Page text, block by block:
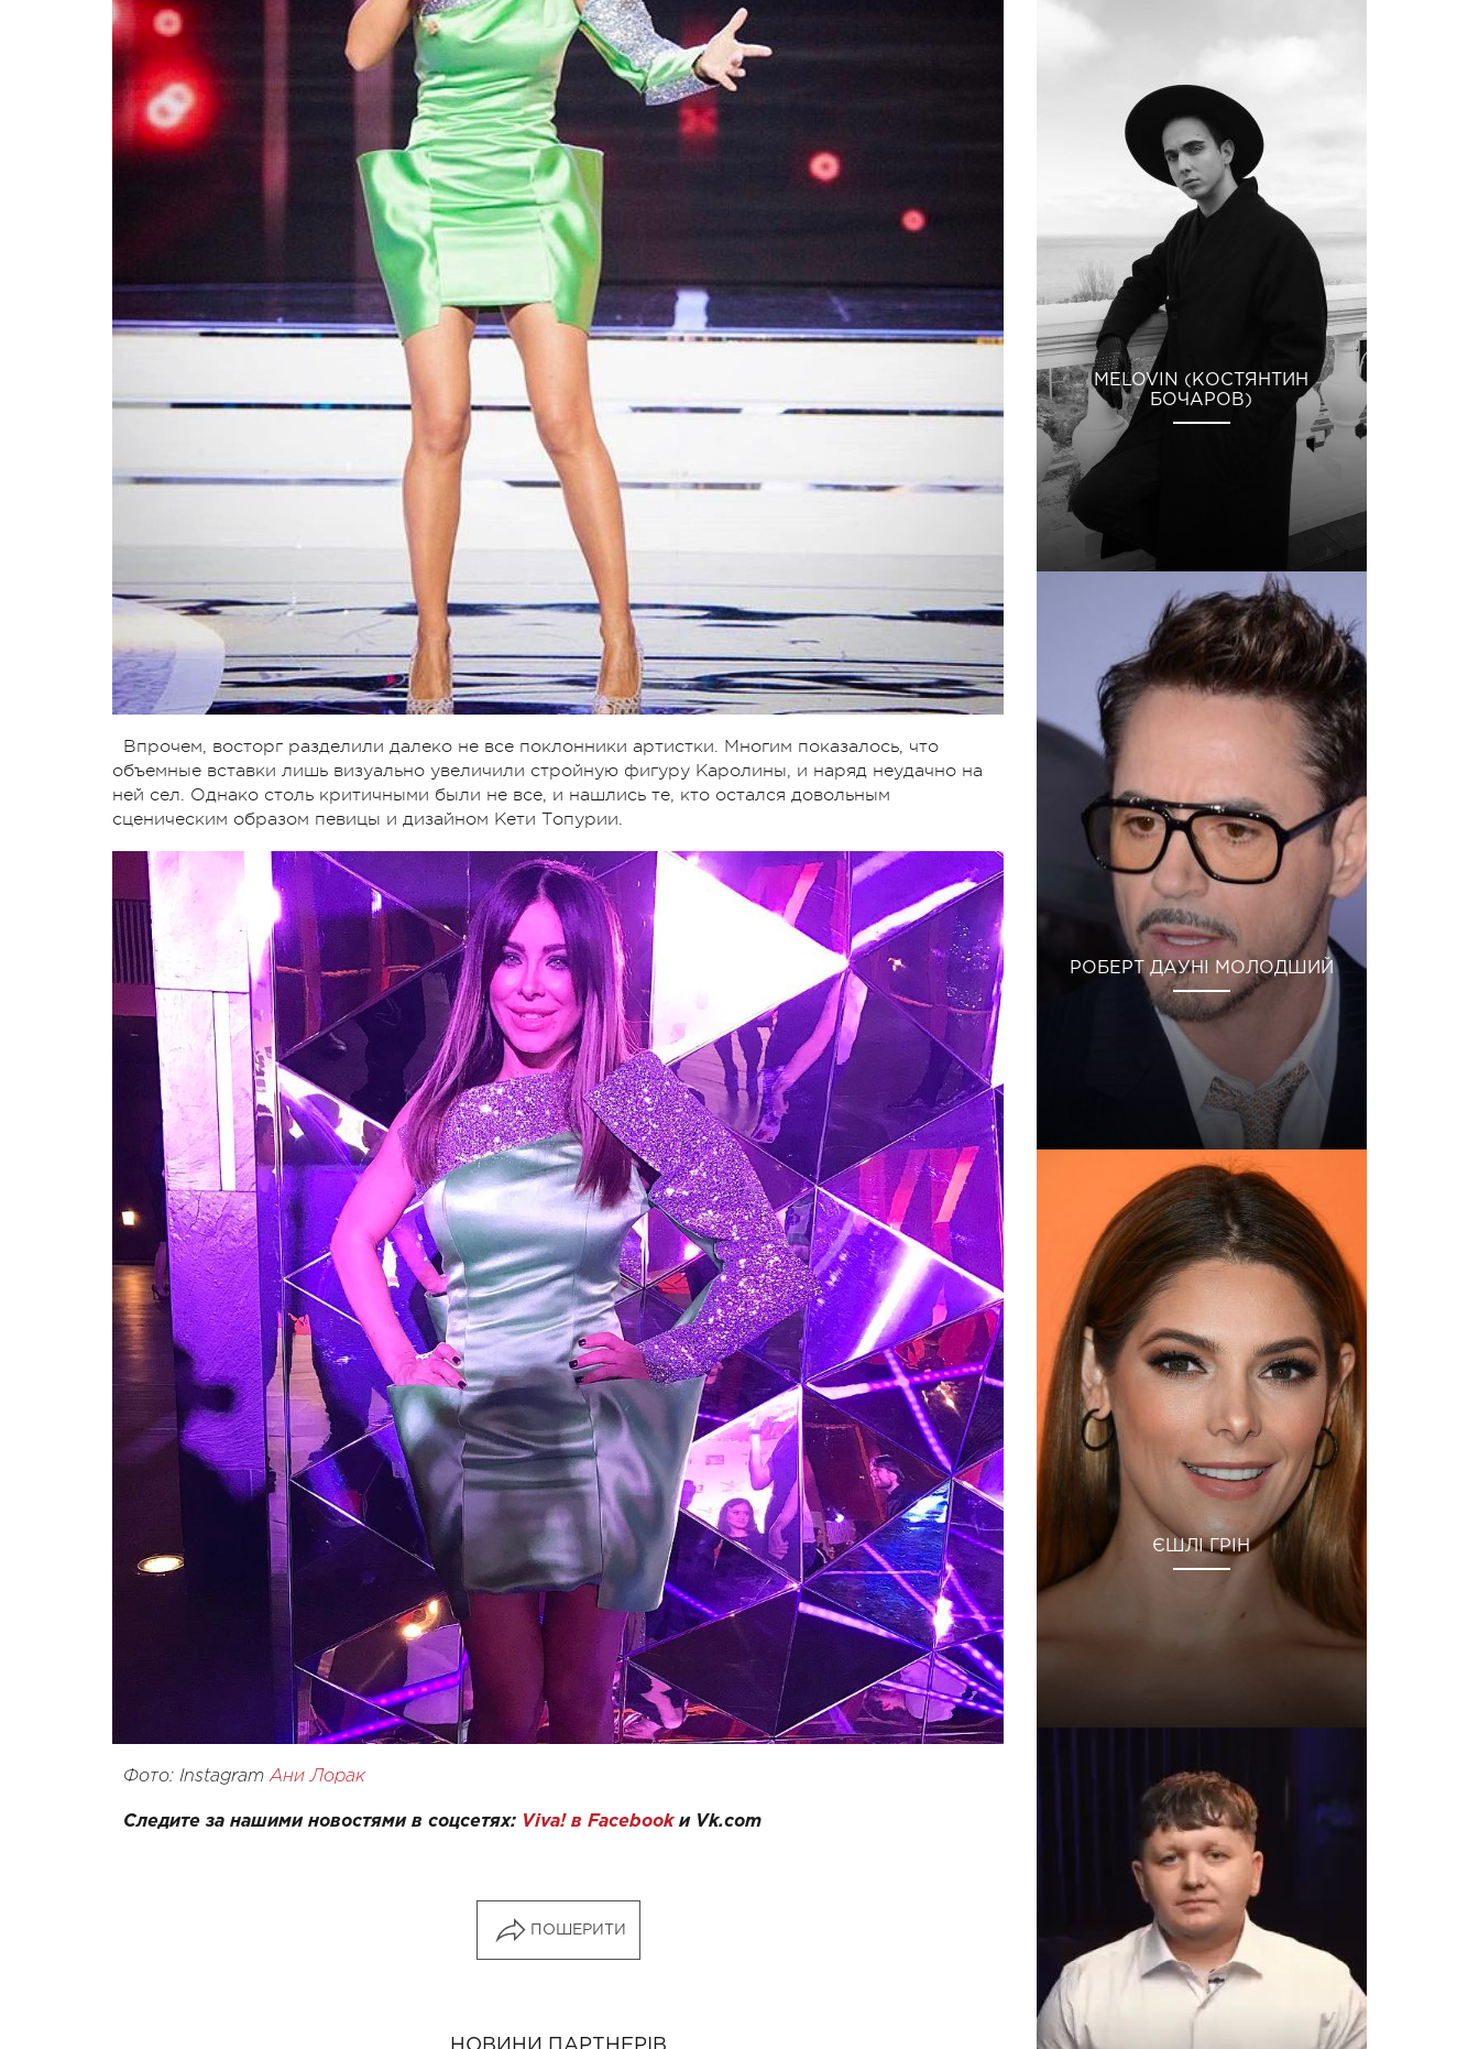
Впрочем, восторг разделили далеко не все поклонники артистки. Многим показалось, что
объемные вставки лишь визуально увеличили стройную фигуру Каролины, и наряд неудачно на
ней сел. Однако столь критичными были не все, и нашлись те, кто остался довольным
сценическим образом певицы и дизайном Кети Топурии.
Фото: Instagram Ани Лорак
Следите за нашими новостями в соцсетях: Viva! в Facebookи Vk.com
ПОШЕРИТИ
НОВИНИ ПАРТНЕРІВ
MELOVIN (КОСТЯНТИН
БОЧАРОВ)
РОБЕРТ ДАУНІ МОЛОДШИЙ
ЄШЛІ ГРІН